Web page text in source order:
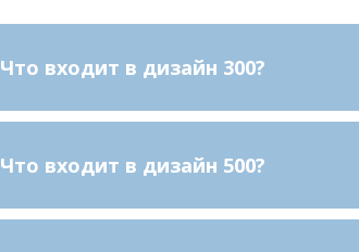
Что входит в дизайн 300?
Что входит в дизайн 500?